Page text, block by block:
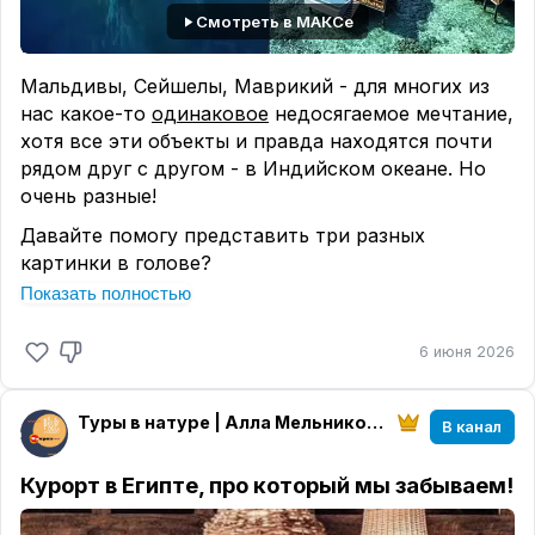
варианты, а?
Пишите в комментариях или мне лично
Смотреть в МАКСе
Мальдивы, Сейшелы, Маврикий - для многих из
нас какое-то ⁠ одинаковое недосягаемое мечтание,
хотя все эти объекты и правда находятся почти
рядом друг с другом - в Индийском океане. Но
очень разные!
Давайте помогу представить три разных
картинки в голове?
Мальдивы
...Белая полоска песка
...Один остров - один отель
...Вокруг только океан без горизонта
...Утро начинается с воды и заканчивается водой
...Нет дорог, нет городов, нет маршрутов
Сейшелы
...Гранитные валуны на пляже, как природные
Показать полностью
6 июня 2026
Туры в натуре | Алла Мельникова В канал
Курорт в Египте, про который мы забываем!